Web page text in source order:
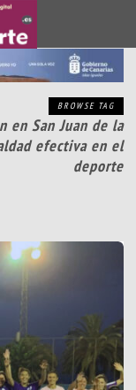
BROWSE TAG
en San Juan de la
efectiva en el
deporte